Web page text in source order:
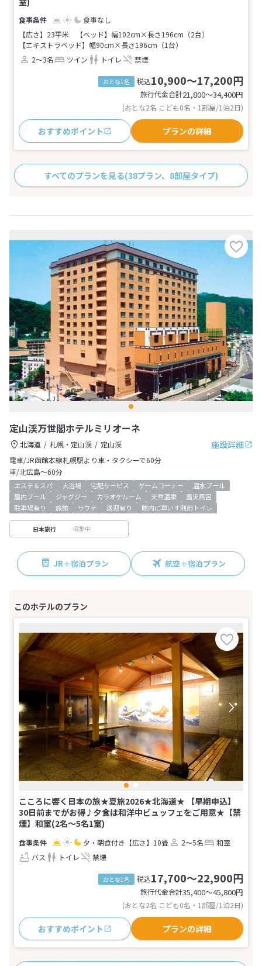
食事なし
【広さ】23平米
【ベッド】幅102cm×長さ196cm（2台）
【エキストラベッド】幅90cm×長さ196cm（1台）
2～3名
ツイン トイレ 禁煙
おとな1名 税込10,900～17,200円
旅行代金合計21,800〜34,400円
(おとな2名 こども0名・1部屋/1泊2日)
おすすめポイント プランの詳細
すべてのプランを見る(38プラン、8部屋タイプ)
定山渓万世閣ホテルミリオーネ
施設詳細
北海道 札幌・定山渓
定山渓
電車/JR函館本線札幌駅より車・タクシーで60分
車/北広島～60分
エステ＆スパ 大浴場 宅配サービス ゲームコーナー
温水プール
屋内プール
ジャグジー カラオケルーム 天然温泉
露天風呂
駐車場有り
旅館 サウナ 送迎有り 館内に車いす利用トイレ
日本旅行 収集中
JR＋宿泊プラン 航空＋宿泊プラン
こころに響く日本の旅★夏旅2026★北海道★ 【早期申込】
30日前までがお得♪夕食は和洋中ビュッフェをご用意★【禁
煙】和室(2名～5名1室)
夕・朝食付き 【広さ】10畳 2～5名
和室
バス
トイレ 禁煙
おとな1名 税込17,700～22,900円
旅行代金合計35,400〜45,800円
(おとな2名 こども0名・1部屋/1泊2日)
おすすめポイント プランの詳細